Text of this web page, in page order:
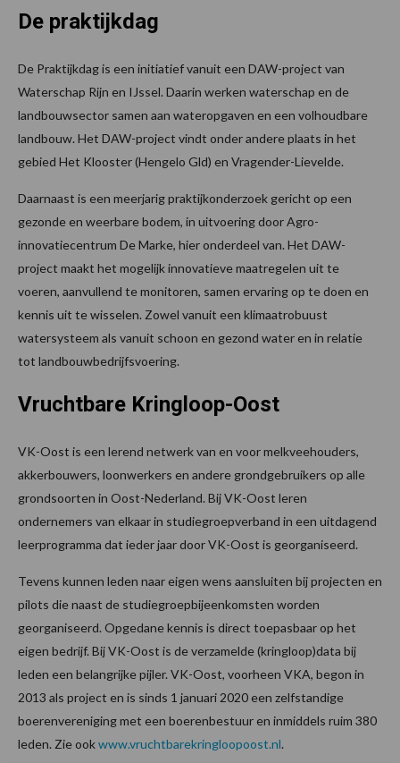
De praktijkdag
De Praktijkdag is een initiatief vanuit een DAW-project van
Waterschap Rijn en IJssel. Daarin werken waterschap en de
landbouwsector samen aan wateropgaven en een volhoudbare
landbouw. Het DAW-project vindt onder andere plaats in het
gebied Het Klooster (Hengelo Gld) en Vragender-Lievelde.
Daarnaast is een meerjarig praktijkonderzoek gericht op een
gezonde en weerbare bodem, in uitvoering door Agro-
innovatiecentrum De Marke, hier onderdeel van. Het DAW-
project maakt het mogelijk innovatieve maatregelen uit te
voeren, aanvullend te monitoren, samen ervaring op te doen en
kennis uit te wisselen. Zowel vanuit een klimaatrobuust
watersysteem als vanuit schoon en gezond water en in relatie
tot landbouwbedrijfsvoering.
Vruchtbare Kringloop-Oost
VK-Oost is een lerend netwerk van en voor melkveehouders,
akkerbouwers, loonwerkers en andere grondgebruikers op alle
grondsoorten in Oost-Nederland. Bij VK-Oost leren
ondernemers van elkaar in studiegroepverband in een uitdagend
leerprogramma dat ieder jaar door VK-Oost is georganiseerd.
Tevens kunnen leden naar eigen wens aansluiten bij projecten en
pilots die naast de studiegroepbijeenkomsten worden
georganiseerd. Opgedane kennis is direct toepasbaar op het
eigen bedrijf. Bij VK-Oost is de verzamelde (kringloop)data bij
leden een belangrijke pijler. VK-Oost, voorheen VKA, begon in
2013 als project en is sinds 1 januari 2020 een zelfstandige
boerenvereniging met een boerenbestuur en inmiddels ruim 380
leden. Zie ookwww.vruchtbarekringloopoost.nl.